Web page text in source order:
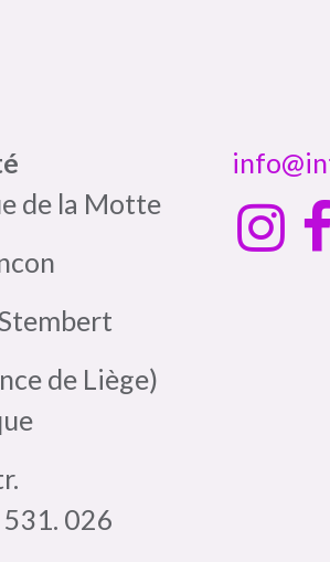
de la Motte
de Liège)
026